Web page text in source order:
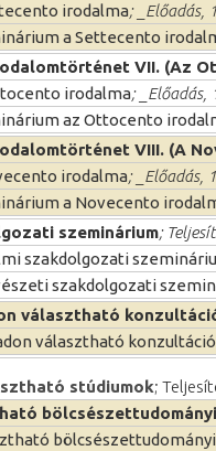
irodalma; _Előadás,
a Settecento
VII. (Az
irodalma; _Előadás,
az Ottocento
VIII. (A
irodalma; _Előadás,
a Novecento
szeminárium;
szakdolgozati
szakdolgozati
választható
választható konzultáció
stúdiumok;